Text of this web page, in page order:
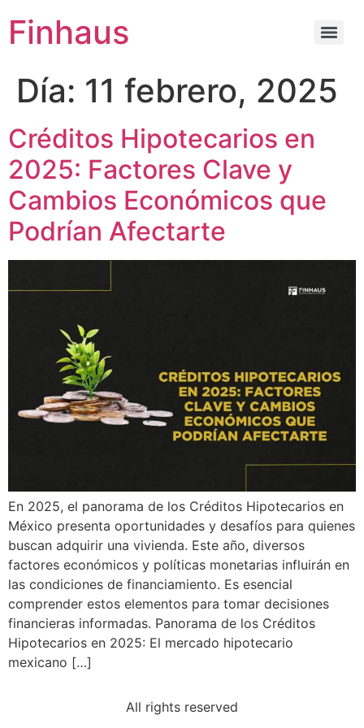
Finhaus
Día: 11 febrero, 2025
Créditos Hipotecarios en
2025: Factores Clave y
Cambios Económicos que
Podrían Afectarte
En 2025, el panorama de los Créditos Hipotecarios en
México presenta oportunidades y desafíos para quienes
buscan adquirir una vivienda. Este año, diversos
factores económicos y políticas monetarias influirán en
las condiciones de financiamiento. Es esencial
comprender estos elementos para tomar decisiones
financieras informadas. Panorama de los Créditos
Hipotecarios en 2025: El mercado hipotecario
mexicano […]
All rights reserved